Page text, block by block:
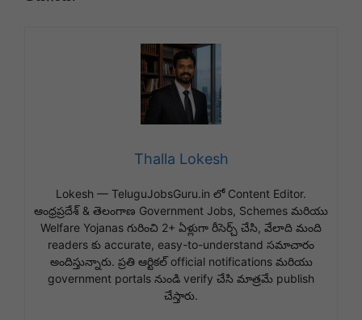
Thalla Lokesh
Lokesh — TeluguJobsGuru.in లో Content Editor.
ఆంధ్రప్రదేశ్ & తెలంగాణ Government Jobs, Schemes మరియు
Welfare Yojanas గురించి 2+ ఏళ్లుగా రీసెర్చ్ చేసి, వేలాది మంది
readers కు accurate, easy-to-understand సమాచారం
అందిస్తున్నారు. ప్రతి ఆర్టికల్ official notifications మరియు
government portals నుండి verify చేసి మాత్రమే publish
చేస్తారు.